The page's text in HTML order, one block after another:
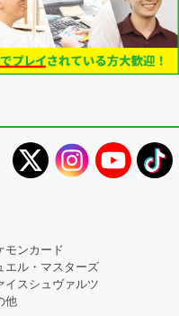
モンカード
エル・マスターズ
イスシュヴァルツ
他